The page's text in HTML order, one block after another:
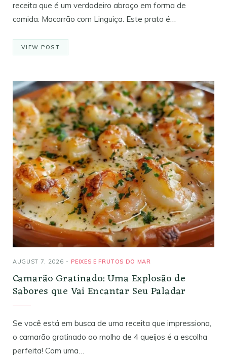
receita que é um verdadeiro abraço em forma de
comida: Macarrão com Linguiça. Este prato é…
VIEW POST
AUGUST 7, 2026 PEIXES E FRUTOS DO MAR
Camarão Gratinado: Uma Explosão de
Sabores que Vai Encantar Seu Paladar
Se você está em busca de uma receita que impressiona,
o camarão gratinado ao molho de 4 queijos é a escolha
perfeita! Com uma…